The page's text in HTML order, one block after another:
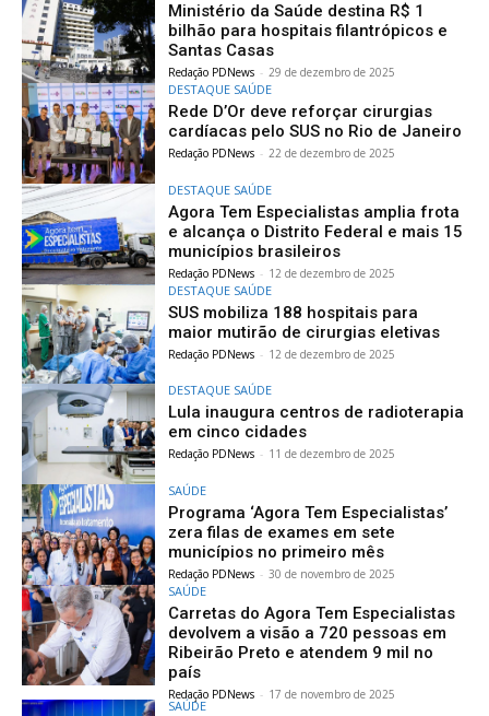
Ministério da Saúde destina R$ 1
bilhão para hospitais filantrópicos e
Santas Casas
Redação PDNews - 29 de dezembro de 2025
DESTAQUE SAÚDE
Rede D’Or deve reforçar cirurgias
cardíacas pelo SUS no Rio de Janeiro
Redação PDNews - 22 de dezembro de 2025
DESTAQUE SAÚDE
Agora Tem Especialistas amplia frota
e alcança o Distrito Federal e mais 15
municípios brasileiros
Redação PDNews - 12 de dezembro de 2025
DESTAQUE SAÚDE
SUS mobiliza 188 hospitais para
maior mutirão de cirurgias eletivas
Redação PDNews - 12 de dezembro de 2025
DESTAQUE SAÚDE
Lula inaugura centros de radioterapia
em cinco cidades
Redação PDNews - 11 de dezembro de 2025
SAÚDE
Programa ‘Agora Tem Especialistas’
zera filas de exames em sete
municípios no primeiro mês
Redação PDNews - 30 de novembro de 2025
SAÚDE
Carretas do Agora Tem Especialistas
devolvem a visão a 720 pessoas em
Ribeirão Preto e atendem 9 mil no
país
Redação PDNews - 17 de novembro de 2025
SAÚDE